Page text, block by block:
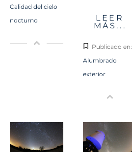
Calidad del cielo
nocturno
LEER
MÁS...
Publicado en:
Alumbrado
exterior